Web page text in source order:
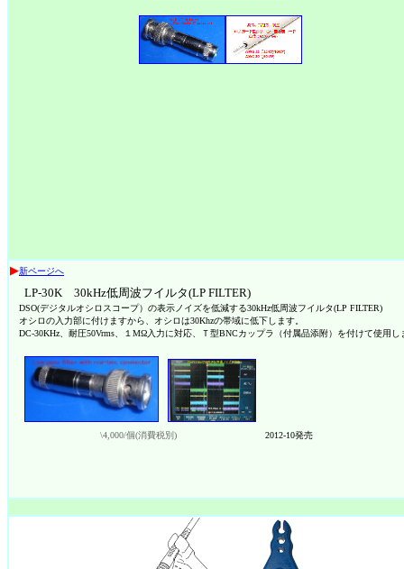
▶新ページへ
LP-30K 30kHz低周波フイルタ(LP FILTER)
DSO(デジタルオシロスコープ）の表示ノイズを低減する30kHz低周波フイルタ(LP FILTER)
オシロの入力部に付けますから、オシロは30Khzの帯域に低下します。
DC-30KHz、耐圧50Vrms、１MΩ入力に対応、Ｔ型BNCカップラ（付属品添附）を付けて使用し
\4,000/個(消費税別) 2012-10発売